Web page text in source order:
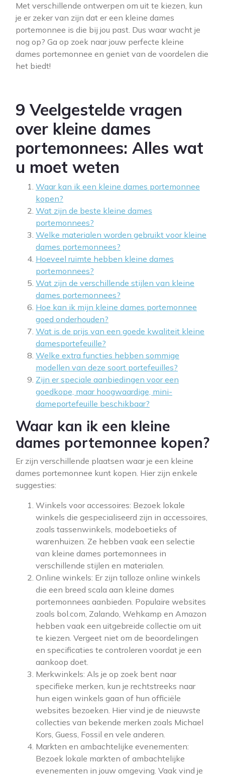
Met verschillende ontwerpen om uit te kiezen, kun
je er zeker van zijn dat er een kleine dames
portemonnee is die bij jou past. Dus waar wacht je
nog op? Ga op zoek naar jouw perfecte kleine
dames portemonnee en geniet van de voordelen die
het biedt!
9 Veelgestelde vragen
over kleine dames
portemonnees: Alles wat
u moet weten
Waar kan ik een kleine dames portemonnee
kopen?
Wat zijn de beste kleine dames
portemonnees?
Welke materialen worden gebruikt voor kleine
dames portemonnees?
Hoeveel ruimte hebben kleine dames
portemonnees?
Wat zijn de verschillende stijlen van kleine
dames portemonnees?
Hoe kan ik mijn kleine dames portemonnee
goed onderhouden?
Wat is de prijs van een goede kwaliteit kleine
damesportefeuille?
Welke extra functies hebben sommige
modellen van deze soort portefeuilles?
Zijn er speciale aanbiedingen voor een
goedkope, maar hoogwaardige, mini-
dameportefeuille beschikbaar?
Waar kan ik een kleine
dames portemonnee kopen?
Er zijn verschillende plaatsen waar je een kleine
dames portemonnee kunt kopen. Hier zijn enkele
suggesties:
Winkels voor accessoires: Bezoek lokale
winkels die gespecialiseerd zijn in accessoires,
zoals tassenwinkels, modeboetieks of
warenhuizen. Ze hebben vaak een selectie
van kleine dames portemonnees in
verschillende stijlen en materialen.
Online winkels: Er zijn talloze online winkels
die een breed scala aan kleine dames
portemonnees aanbieden. Populaire websites
zoals bol.com, Zalando, Wehkamp en Amazon
hebben vaak een uitgebreide collectie om uit
te kiezen. Vergeet niet om de beoordelingen
en specificaties te controleren voordat je een
aankoop doet.
Merkwinkels: Als je op zoek bent naar
specifieke merken, kun je rechtstreeks naar
hun eigen winkels gaan of hun officiële
websites bezoeken. Hier vind je de nieuwste
collecties van bekende merken zoals Michael
Kors, Guess, Fossil en vele anderen.
Markten en ambachtelijke evenementen:
Bezoek lokale markten of ambachtelijke
evenementen in jouw omgeving. Vaak vind je